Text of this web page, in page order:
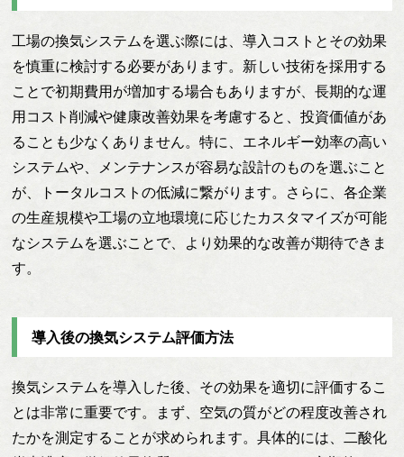
工場の換気システムを選ぶ際には、導入コストとその効果
を慎重に検討する必要があります。新しい技術を採用する
ことで初期費用が増加する場合もありますが、長期的な運
用コスト削減や健康改善効果を考慮すると、投資価値があ
ることも少なくありません。特に、エネルギー効率の高い
システムや、メンテナンスが容易な設計のものを選ぶこと
が、トータルコストの低減に繋がります。さらに、各企業
の生産規模や工場の立地環境に応じたカスタマイズが可能
なシステムを選ぶことで、より効果的な改善が期待できま
す。
導入後の換気システム評価方法
換気システムを導入した後、その効果を適切に評価するこ
とは非常に重要です。まず、空気の質がどの程度改善され
たかを測定することが求められます。具体的には、二酸化